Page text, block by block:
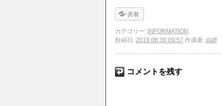
共有
カテゴリー: INFORMATION
投稿日: 2019.08.30 09:57 作成者: staff
コメントを残す